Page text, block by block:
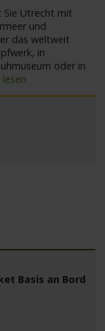
Sie Utrecht mit
und
das weltweit
in
oder in
Basis an Bord